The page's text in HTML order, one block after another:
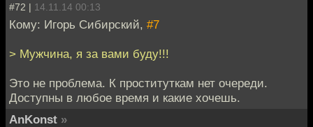
#72 | 14.11.14 00:13
Кому: Игорь Сибирский, #7
> Мужчина, я за вами буду!!!
Это не проблема. К проституткам нет очереди.
Доступны в любое время и какие хочешь.
AnKonst »